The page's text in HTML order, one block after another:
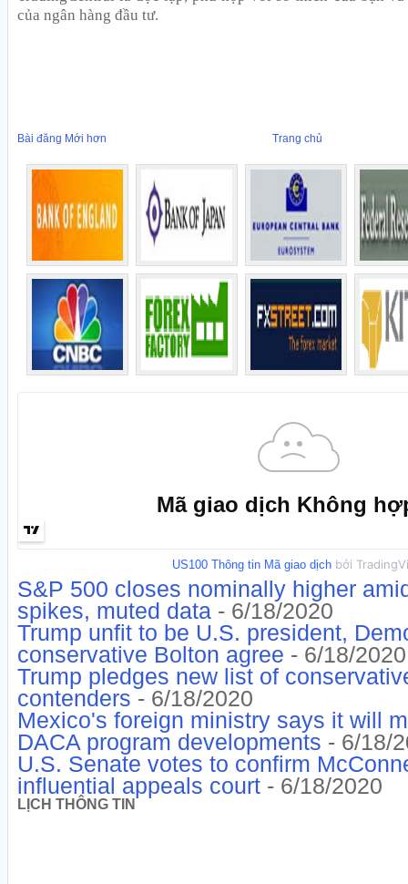
của ngân hàng đầu tư.
Bài đăng Mới hơn Trang chủ
US100 Thông tin Mã giao dịchbởi
S&P 500 closes nominally higher
spikes, muted data - 6/18/2020
Trump unfit to be U.S. president,
conservative Bolton agree - 6/18/2020
Trump pledges new list of
contenders - 6/18/2020
Mexico's foreign ministry says it will
DACA program developments - 6/18/
U.S. Senate votes to confirm
influential appeals court - 6/18/2020
LỊCH THÔNG TIN